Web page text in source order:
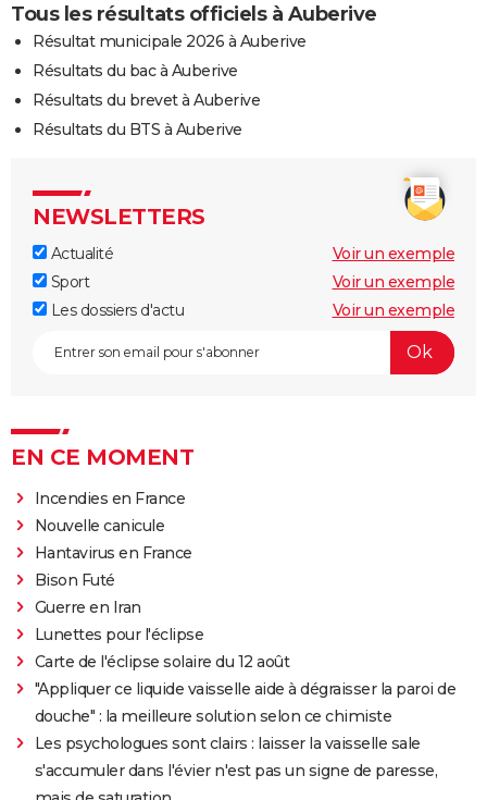
Tous les résultats officiels à Auberive
Résultat municipale 2026 à Auberive
Résultats du bac à Auberive
Résultats du brevet à Auberive
Résultats du BTS à Auberive
NEWSLETTERS
Actualité
Voir un exemple
Sport
Voir un exemple
Les dossiers d'actu
Voir un exemple
EN CE MOMENT
Incendies en France
Nouvelle canicule
Hantavirus en France
Bison Futé
Guerre en Iran
Lunettes pour l'éclipse
Carte de l'éclipse solaire du 12 août
"Appliquer ce liquide vaisselle aide à dégraisser la paroi de
douche" : la meilleure solution selon ce chimiste
Les psychologues sont clairs : laisser la vaisselle sale
s'accumuler dans l'évier n'est pas un signe de paresse,